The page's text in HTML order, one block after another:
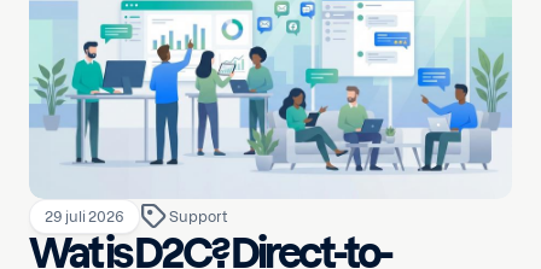
29 juli 2026 Support
Wat is D2C? Direct-to-